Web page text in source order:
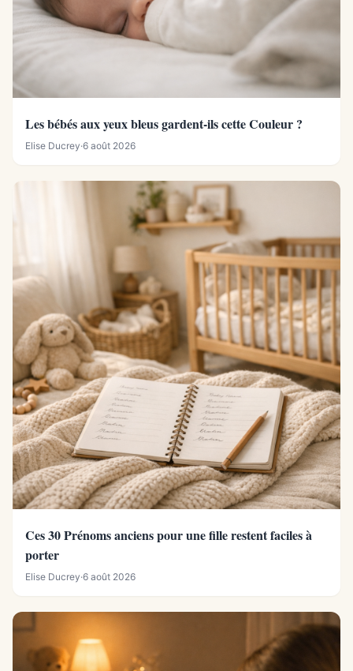
Les bébés aux yeux bleus gardent-ils cette Couleur ?
Elise Ducrey·6 août 2026
Ces 30 Prénoms anciens pour une fille restent faciles à
porter
Elise Ducrey·6 août 2026